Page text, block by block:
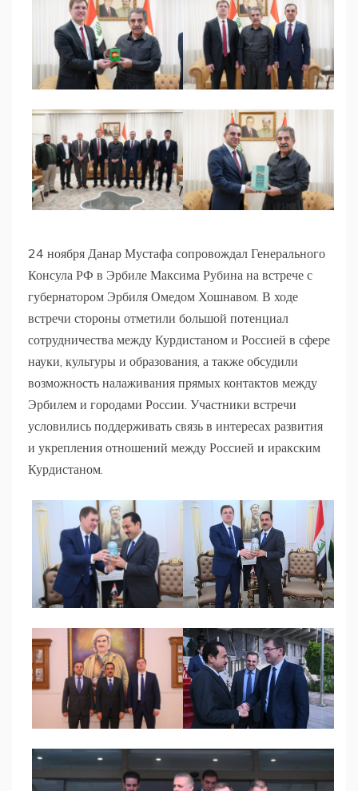
24 ноября Данар Мустафа сопровождал Генерального
Консула РФ в Эрбиле Максима Рубина на встрече с
губернатором Эрбиля Омедом Хошнавом. В ходе
встречи стороны отметили большой потенциал
сотрудничества между Курдистаном и Россией в сфере
науки, культуры и образования, а также обсудили
возможность налаживания прямых контактов между
Эрбилем и городами России. Участники встречи
условились поддерживать связь в интересах развития
и укрепления отношений между Россией и иракским
Курдистаном.